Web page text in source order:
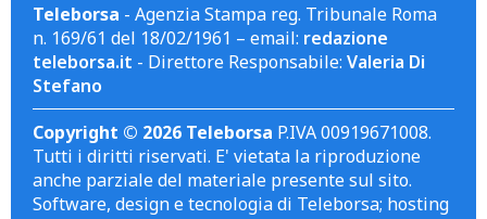
Teleborsa - Agenzia Stampa reg. Tribunale Roma
n. 169/61 del 18/02/1961 – email: redazione
teleborsa.it - Direttore Responsabile: Valeria Di
Stefano
Copyright © 2026 Teleborsa P.IVA 00919671008.
Tutti i diritti riservati. E' vietata la riproduzione
anche parziale del materiale presente sul sito.
Software, design e tecnologia di Teleborsa; hosting